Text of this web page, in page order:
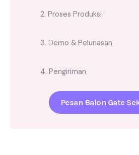
2. Proses Produksi
3. Demo & Pelunasan
4. Pengiriman
Pesan Balon Gate